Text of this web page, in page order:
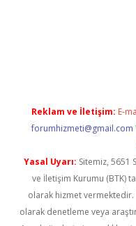
Reklam ve İletişim: E-
forumhizmeti@gmail.com
Yasal Uyarı: Sitemiz, 5651
ve İletişim Kurumu (BTK)
olarak hizmet
olarak denetleme veya